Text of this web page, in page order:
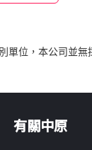
位，本公司並
有關中原